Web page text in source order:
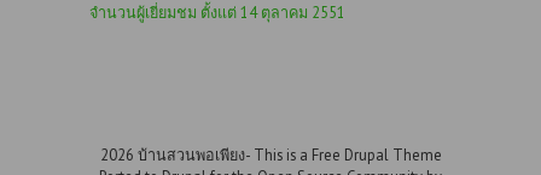
จำนวนผู้เยี่ยมชม ตั้งแต่ 14 ตุลาคม 2551
2026 บ้านสวนพอเพียง- This is a Free Drupal Theme